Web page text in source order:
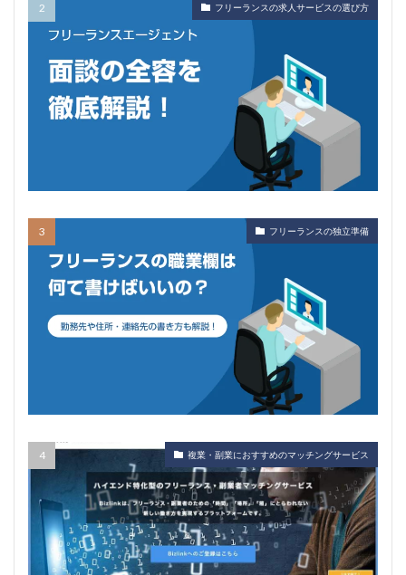
フリーランスの求人サービスの選び方
フリーランスの独立準備
複業・副業におすすめのマッチングサービス